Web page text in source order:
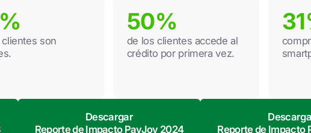
son
50%
de los clientes accede al
crédito por primera vez.
Descargar
Reporte de Impacto PayJoy 2024
Reporte de Impacto